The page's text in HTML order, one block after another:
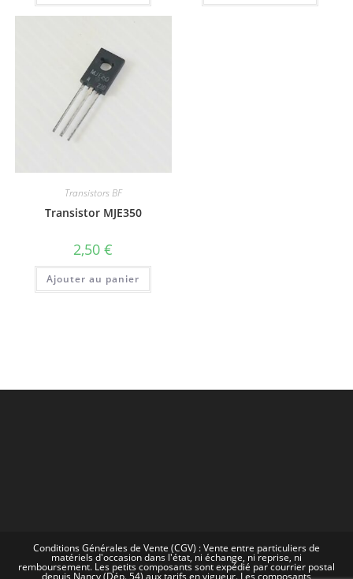
Transistors BF
Transistor MJE350
2,50€
Ajouter au panier
Conditions Générales de Vente (CGV) : Vente entre particuliers de
matériels d'occasion dans l'état, ni échange, ni reprise, ni
remboursement. Les petits composants sont expédié par courrier postal
depuis Nancy (Dép. 54) aux tarifs en vigueur. Les composants